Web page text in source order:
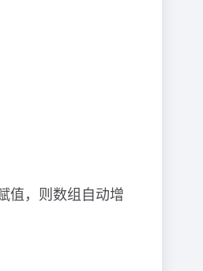
值，则数组自动增